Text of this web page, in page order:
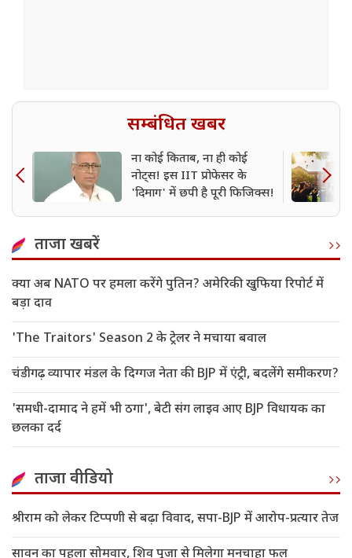
सम्बंधित खबर
ना कोई किताब, ना ही कोई
नोट्स! इस IIT प्रोफेसर के
'दिमाग' में छपी है पूरी फिजिक्स!
ताजा खबरें
क्या अब NATO पर हमला करेंगे पुतिन? अमेरिकी खुफिया रिपोर्ट में
बड़ा दाव
'The Traitors' Season 2 के ट्रेलर ने मचाया बवाल
चंडीगढ़ व्यापार मंडल के दिग्गज नेता की BJP में एंट्री, बदलेंगे समीकरण?
'समधी-दामाद ने हमें भी ठगा', बेटी संग लाइव आए BJP विधायक का
छलका दर्द
ताजा वीडियो
श्रीराम को लेकर टिप्पणी से बढ़ा विवाद, सपा-BJP में आरोप-प्रत्यार तेज
सावन का पहला सोमवार, शिव पूजा से मिलेगा मनचाहा फल